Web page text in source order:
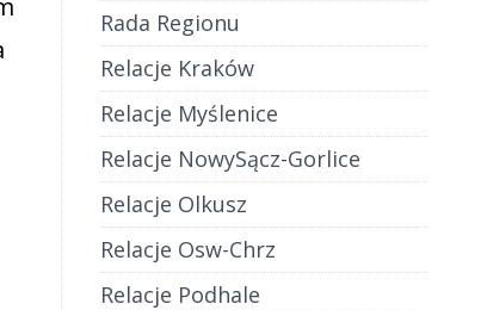
Rada Regionu
Relacje Kraków
Relacje Myślenice
Relacje NowySącz-Gorlice
Relacje Olkusz
Relacje Osw-Chrz
Relacje Podhale